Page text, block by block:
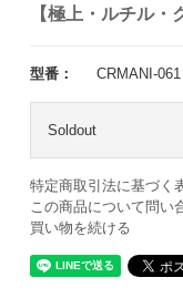
【極上・ルチル・
型番： CRMANI-061
Soldout
特定商取引法に基づく
この商品について問い
買い物を続ける